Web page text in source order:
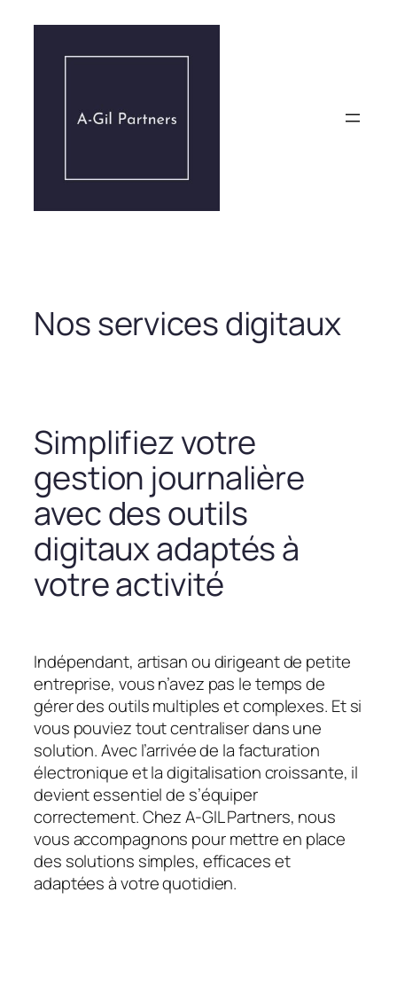
contenu
Nos services digitaux
Simplifiez votre
gestion journalière
avec des outils
digitaux adaptés à
votre activité
Indépendant, artisan ou dirigeant de petite
entreprise, vous n’avez pas le temps de
gérer des outils multiples et complexes. Et si
vous pouviez tout centraliser dans une
solution. Avec l’arrivée de la facturation
électronique et la digitalisation croissante, il
devient essentiel de s’équiper
correctement. Chez A-GIL Partners, nous
vous accompagnons pour mettre en place
des solutions simples, efficaces et
adaptées à votre quotidien.